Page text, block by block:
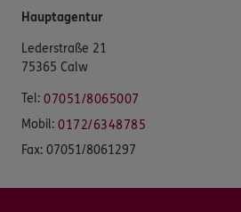
Hauptagentur
Lederstraße 21
75365 Calw
Tel: 07051/8065007
Mobil: 0172/6348785
Fax: 07051/8061297